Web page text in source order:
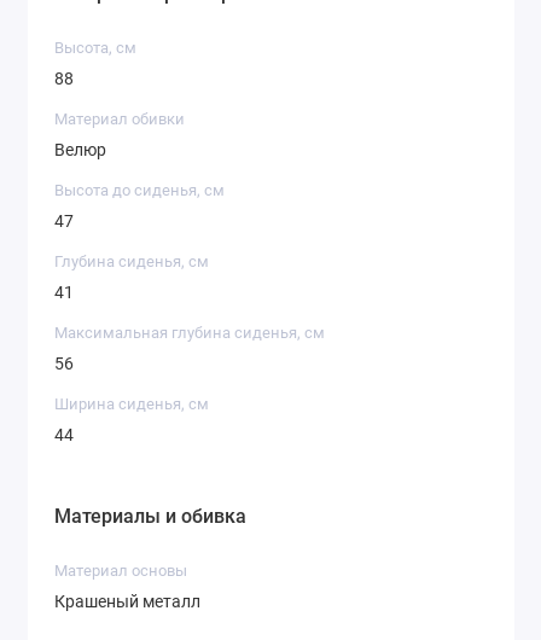
Высота, см
88
Материал обивки
Велюр
Высота до сиденья, см
47
Глубина сиденья, см
41
Максимальная глубина сиденья, см
56
Ширина сиденья, см
44
Материалы и обивка
Материал основы
Крашеный металл